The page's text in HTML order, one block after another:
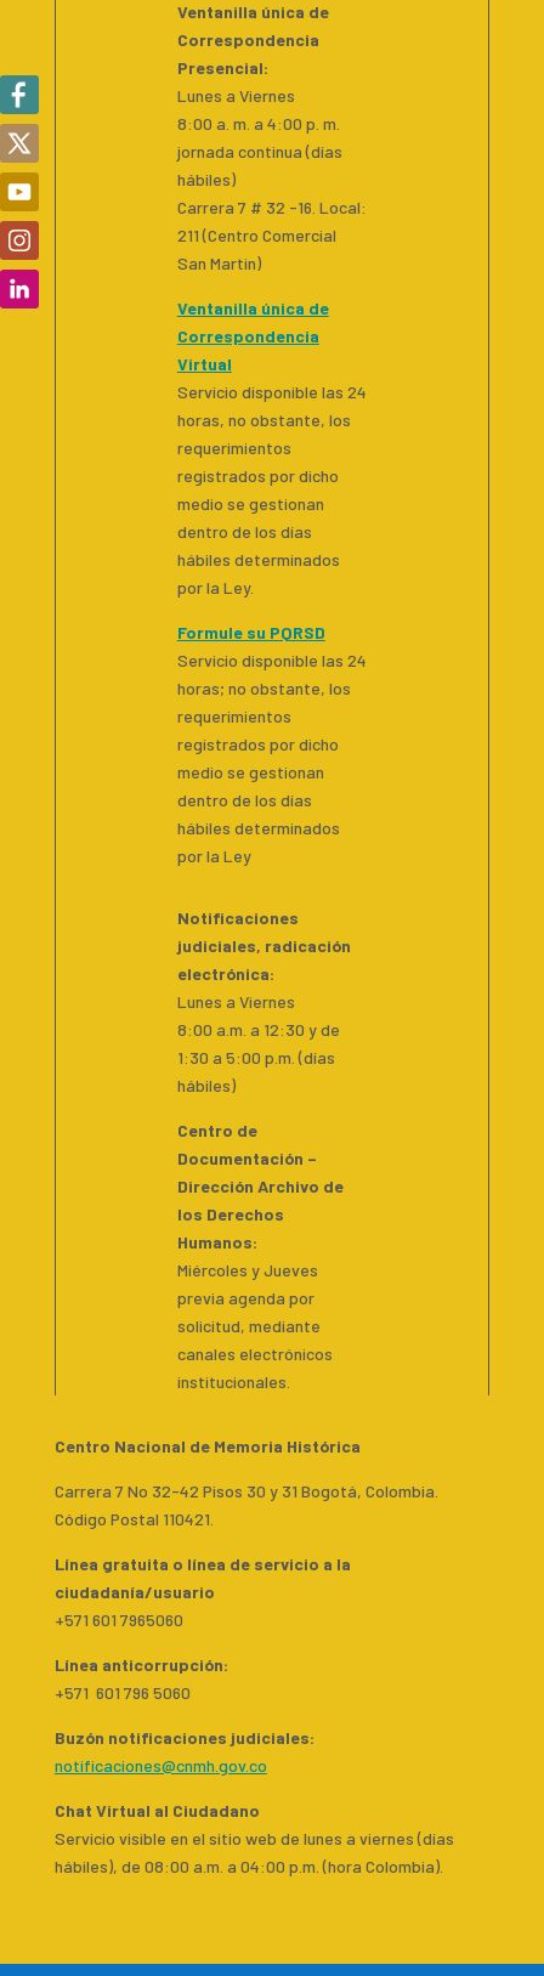
Ventanilla única de
Correspondencia
Presencial:
Lunes a Viernes
8:00 a. m. a 4:00 p. m.
jornada continua (días
hábiles)
Carrera 7 # 32 -16. Local:
211 (Centro Comercial
San Martin)
Ventanilla única de
Correspondencia
Virtual
Servicio disponible las 24
horas, no obstante, los
requerimientos
registrados por dicho
medio se gestionan
dentro de los días
hábiles determinados
por la Ley.
Formule su PQRSD
Servicio disponible las 24
horas; no obstante, los
requerimientos
registrados por dicho
medio se gestionan
dentro de los días
hábiles determinados
por la Ley
Notificaciones
judiciales, radicación
electrónica:
Lunes a Viernes
8:00 a.m. a 12:30 y de
1:30 a 5:00 p.m. (días
hábiles)
Centro de
Documentación –
Dirección Archivo de
los Derechos
Humanos:
Miércoles y Jueves
previa agenda por
solicitud, mediante
canales electrónicos
institucionales.
Centro Nacional de Memoria Histórica
Carrera 7 No 32-42 Pisos 30 y 31 Bogotá, Colombia.
Código Postal 110421.
Línea gratuita o línea de servicio a la
ciudadanía/usuario
+571 601 7965060
Línea anticorrupción:
+571 601 796 5060
Buzón notificaciones judiciales:
notificaciones@cnmh.gov.co
Chat Virtual al Ciudadano
Servicio visible en el sitio web de lunes a viernes (días
hábiles), de 08:00 a.m. a 04:00 p.m. (hora Colombia).